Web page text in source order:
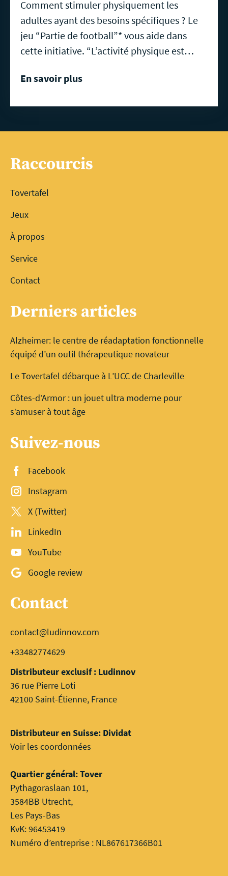
Comment stimuler physiquement les
adultes ayant des besoins spécifiques ? Le
jeu “Partie de football”* vous aide dans
cette initiative. “L’activité physique est…
En savoir plus
Raccourcis
Tovertafel
Jeux
À propos
Service
Contact
Derniers articles
Alzheimer: le centre de réadaptation fonctionnelle
équipé d’un outil thérapeutique novateur
Le Tovertafel débarque à L’UCC de Charleville
Côtes-d’Armor : un jouet ultra moderne pour
s’amuser à tout âge
Suivez-nous
Facebook
Instagram
X (Twitter)
LinkedIn
YouTube
Google review
Contact
contact@ludinnov.com
+33482774629
Distributeur exclusif : Ludinnov
36 rue Pierre Loti
42100 Saint-Étienne, France
Distributeur en Suisse: Dividat
Voir les coordonnées
Quartier général: Tover
Pythagoraslaan 101,
3584BB Utrecht,
Les Pays-Bas
KvK: 96453419
Numéro d’entreprise : NL867617366B01